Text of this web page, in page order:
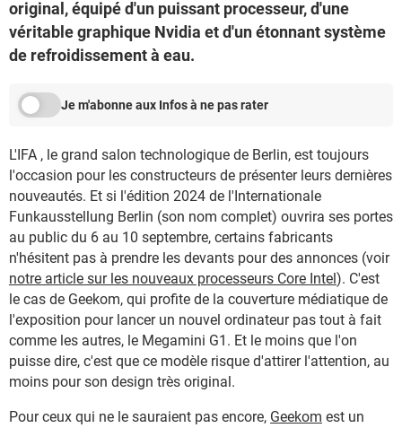
original, équipé d'un puissant processeur, d'une
véritable graphique Nvidia et d'un étonnant système
de refroidissement à eau.
Je m'abonne aux Infos à ne pas rater
L'IFA , le grand salon technologique de Berlin, est toujours
l'occasion pour les constructeurs de présenter leurs dernières
nouveautés. Et si l'édition 2024 de l'Internationale
Funkausstellung Berlin (son nom complet) ouvrira ses portes
au public du 6 au 10 septembre, certains fabricants
n'hésitent pas à prendre les devants pour des annonces (voir
notre article sur les nouveaux processeurs Core Intel). C'est
le cas de Geekom, qui profite de la couverture médiatique de
l'exposition pour lancer un nouvel ordinateur pas tout à fait
comme les autres, le Megamini G1. Et le moins que l'on
puisse dire, c'est que ce modèle risque d'attirer l'attention, au
moins pour son design très original.
Pour ceux qui ne le sauraient pas encore, Geekom est un